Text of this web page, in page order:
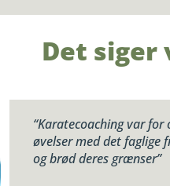
Det siger
“Karatecoaching var for
øvelser med det faglige
og brød deres grænser”